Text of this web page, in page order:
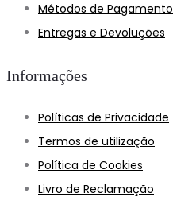
Métodos de Pagamento
Entregas e Devoluções
Informações
Políticas de Privacidade
Termos de utilização
Política de Cookies
Livro de Reclamação